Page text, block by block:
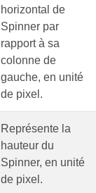
horizontal de
Spinner par
rapport à sa
colonne de
gauche, en unité
de pixel.
Représente la
hauteur du
Spinner, en unité
de pixel.